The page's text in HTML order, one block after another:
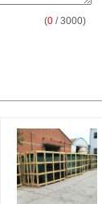
(0 / 3000)